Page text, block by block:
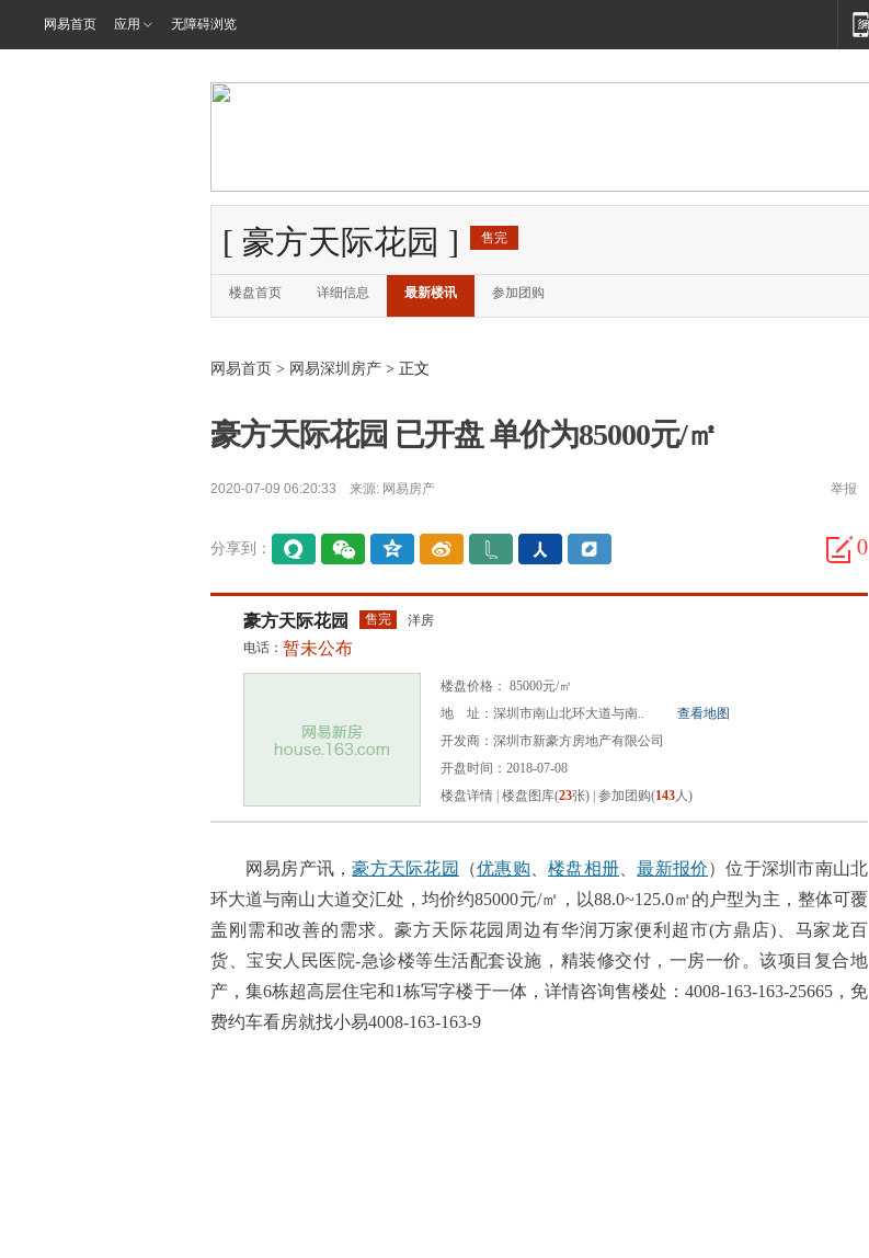
网易首页 应用 无障碍浏览
[ 豪方天际花园 ] 售完
楼盘首页 详细信息 最新楼讯 参加团购
网易首页 > 网易深圳房产 > 正文
豪方天际花园 已开盘 单价为85000元/㎡
2020-07-09 06:20:33 来源: 网易房产 举报
0
分享到：
间
豪方天际花园 售完
洋房
电话： 暂未公布
楼盘价格： 85000元/㎡
地 址：深圳市南山北环大道与南..
查看地图
开发商：深圳市新豪方房地产有限公司
开盘时间：2018-07-08
楼盘详情 楼盘图库(23张) 参加团购(143人)
网易房产讯，豪方天际花园 （优惠购 、楼盘相册 、最新报价）位于深圳市南山北
环大道与南山大道交汇处，均价约85000元/㎡，以88.0~125.0㎡的户型为主，整体可覆
盖刚需和改善的需求。豪方天际花园周边有华润万家便利超市(方鼎店)、马家龙百
货、宝安人民医院-急诊楼等生活配套设施，精装修交付，一房一价。该项目复合地
产，集6栋超高层住宅和1栋写字楼于一体，详情咨询售楼处：4008-163-163-25665，免
费约车看房就找小易4008-163-163-9